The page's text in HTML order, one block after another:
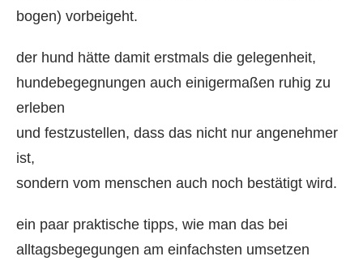
bogen) vorbeigeht.
der hund hätte damit erstmals die gelegenheit,
hundebegegnungen auch einigermaßen ruhig zu
erleben
und festzustellen, dass das nicht nur angenehmer
ist,
sondern vom menschen auch noch bestätigt wird.
ein paar praktische tipps, wie man das bei
alltagsbegegungen am einfachsten umsetzen